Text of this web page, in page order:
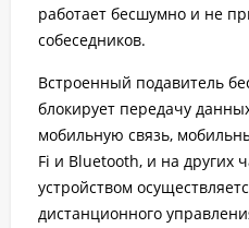
работает бесшумно и не
собеседников.
Встроенный подавитель
блокирует передачу
мобильную связь,
Fi и Bluetooth, и на других
устройством
дистанционного